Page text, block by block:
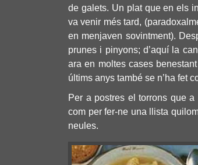
de galets. Un plat que en els
va venir més tard,
en menjaven sovintment).
prunes i pinyons; d’aquí la
ara en moltes cases
últims anys també se n’ha fet
Per a postres el torrons que
com per fer-ne una llista
neules.